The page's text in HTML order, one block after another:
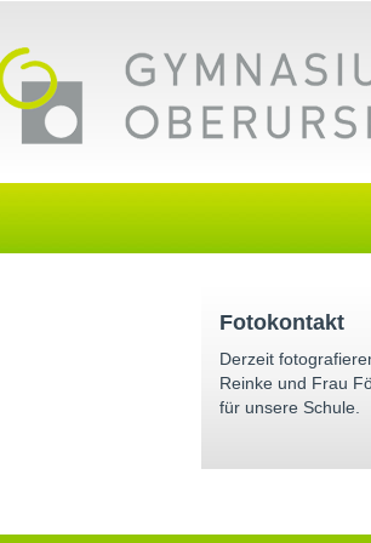
Fotokontakt
Derzeit
Reinke und Frau
für unsere Schule.